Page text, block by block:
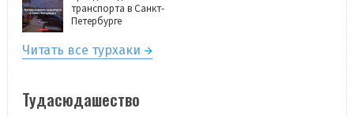
транспорта в Санкт-
Петербурге
Читать все турхаки
Тудасюдашество